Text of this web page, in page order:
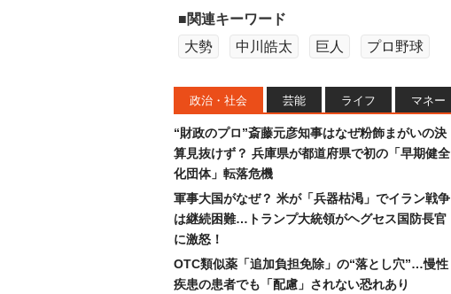
■関連キーワード
大勢
中川皓太 巨人 プロ野球
政治・社会 芸能 ライフ マネー
“財政のプロ”斎藤元彦知事はなぜ粉飾まがいの決
算見抜けず？ 兵庫県が都道府県で初の「早期健全
化団体」転落危機
軍事大国がなぜ？ 米が「兵器枯渇」でイラン戦争
は継続困難…トランプ大統領がヘグセス国防長官
に激怒！
OTC類似薬「追加負担免除」の“落とし穴”…慢性
疾患の患者でも「配慮」されない恐れあり